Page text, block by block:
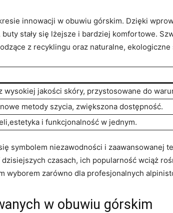
innowacji ​w obuwiu⁢ górskim. Dzięki
stały się lżejsze ‍i bardziej komfortowe.
‍z recyklingu oraz ‌naturalne, ekologiczne
wysokiej jakości skóry, ⁣przystosowane do
metody ⁣szycia, zwiększona ⁣dostępność.
i⁢ funkcjonalność w jednym.
symbolem niezawodności ⁤i zaawansowanej⁢
czasach, ich popularność wciąż
wyborem ‍zarówno dla profesjonalnych
w obuwiu górskim